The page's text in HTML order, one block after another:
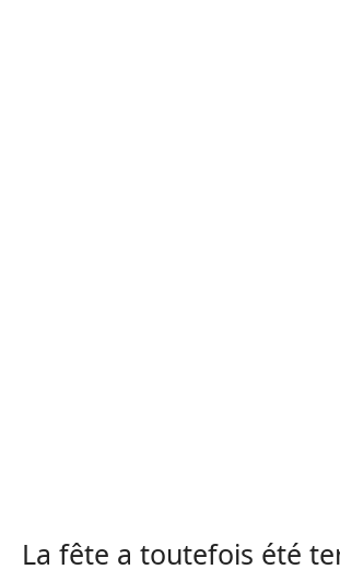
La fête a toutefois été